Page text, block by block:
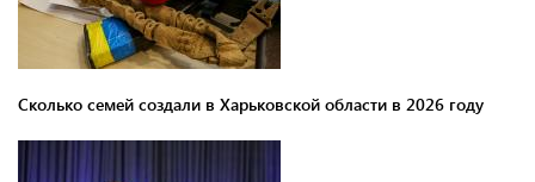
Сколько семей создали в Харьковской области в 2026 году